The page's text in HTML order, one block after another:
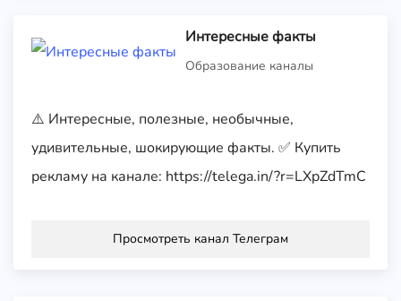
Интересные факты
Образование каналы
⚠️ Интересные, полезные, необычные,
удивительные, шокирующие факты. ✅ Купить
рекламу на канале: https://telega.in/?r=LXpZdTmC
Просмотреть канал Телеграм